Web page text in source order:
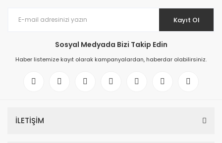
Kayıt Ol
Sosyal Medyada Bizi Takip Edin
Haber listemize kayıt olarak kampanyalardan, haberdar olabilirsiniz.
İLETİŞİM